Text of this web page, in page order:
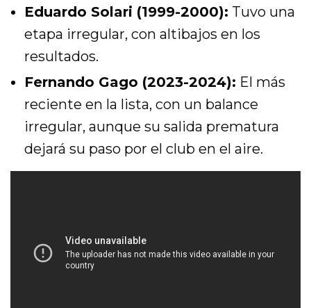
Eduardo Solari (1999-2000): Tuvo una
etapa irregular, con altibajos en los
resultados.
Fernando Gago (2023-2024): El más
reciente en la lista, con un balance
irregular, aunque su salida prematura
dejará su paso por el club en el aire.